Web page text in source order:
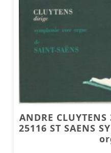
ANDRE
25116 ST SAENS